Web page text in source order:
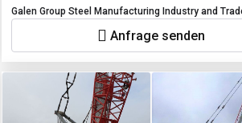
Galen Group Steel Manufacturing Industry and
Anfrage senden